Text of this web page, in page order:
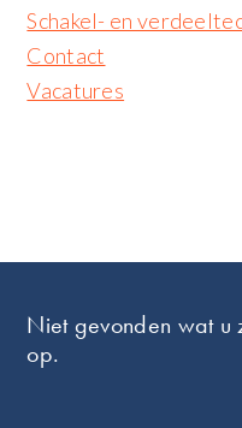
Schakel- en
Contact
Vacatures
Niet gevonden wat u
op.